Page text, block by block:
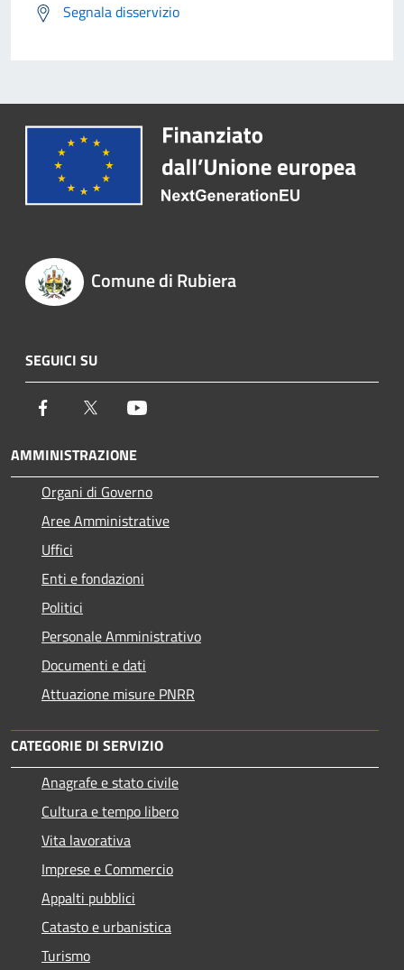
Segnala disservizio
Comune di Rubiera
SEGUICI SU
Facebook Twitter
AMMINISTRAZIONE
Organi di Governo
Aree Amministrative
Uffici
Enti e fondazioni
Politici
Personale Amministrativo
Documenti e dati
Attuazione misure PNRR
CATEGORIE DI SERVIZIO
Anagrafe e stato civile
Cultura e tempo libero
Vita lavorativa
Imprese e Commercio
Appalti pubblici
Catasto e urbanistica
Turismo